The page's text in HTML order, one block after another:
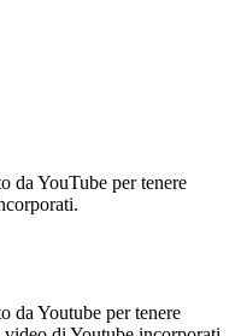
da YouTube per tenere
da Youtube per tenere